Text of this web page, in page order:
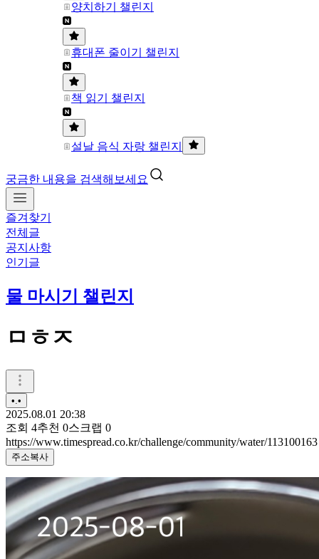
양치하기 챌린지
휴대폰 줄이기 챌린지
책 읽기 챌린지
설날 음식 자랑 챌린지
궁금한 내용을 검색해보세요
즐겨찾기
전체글
공지사항
인기글
물 마시기 챌린지
ㅁㅎㅈ
•.•
2025.08.01 20:38
조회 4추천 0스크랩 0
https://www.timespread.co.kr/challenge/community/water/113100163
주소복사